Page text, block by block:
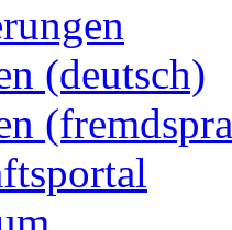
(deutsch)